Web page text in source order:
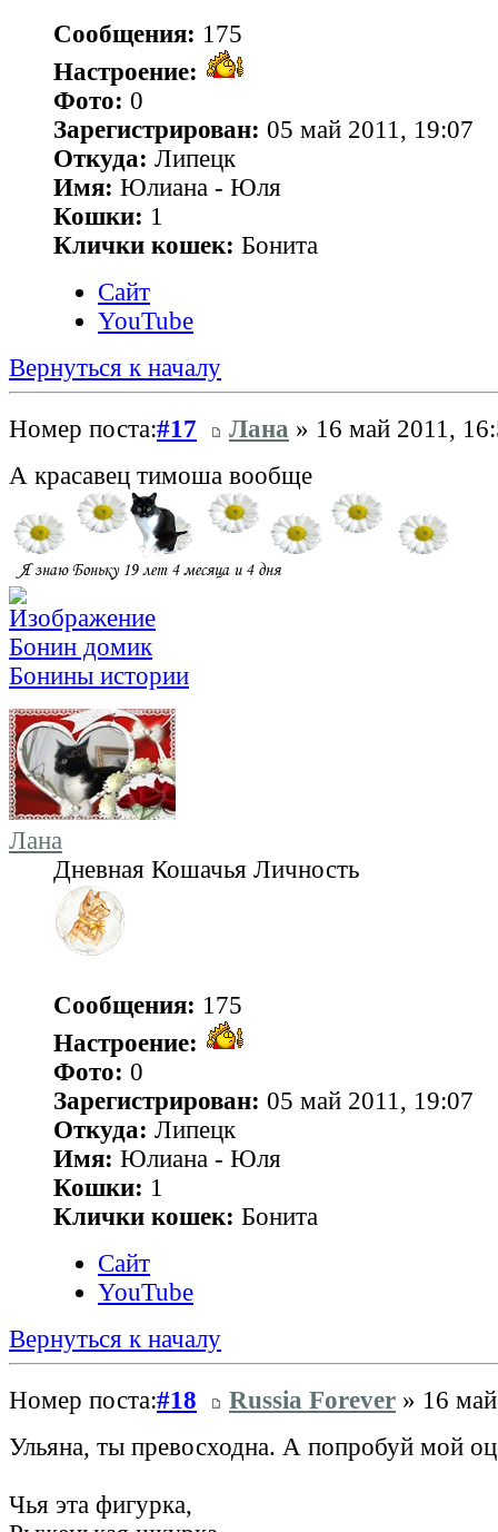
Сообщения: 175
Настроение:
Фото: 0
Зарегистрирован: 05 май 2011, 19:07
Откуда: Липецк
Имя: Юлиана - Юля
Кошки: 1
Клички кошек: Бонита
Сайт
YouTube
Вернуться к началу
Номер поста:#17 Лана » 16 май 2011,
А красавец тимоша вообще
Бонин домик
Бонины истории
Лана
Дневная Кошачья Личность
Сообщения: 175
Настроение:
Фото: 0
Зарегистрирован: 05 май 2011, 19:07
Откуда: Липецк
Имя: Юлиана - Юля
Кошки: 1
Клички кошек: Бонита
Сайт
YouTube
Вернуться к началу
Номер поста:#18 Russia Forever » 16
Ульяна, ты превосходна. А попробуй мой
Чья эта фигурка,